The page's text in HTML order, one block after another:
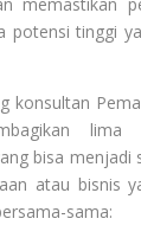
memastikan
potensi tinggi
konsultan
lima
bisa menjadi
atau bisnis
sama: